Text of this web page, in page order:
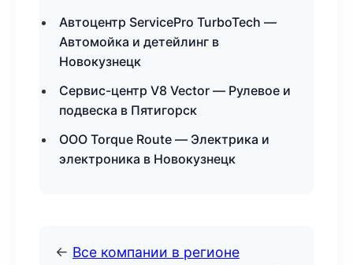
Автоцентр ServicePro TurboTech —
Автомойка и детейлинг в
Новокузнецк
Сервис-центр V8 Vector — Рулевое и
подвеска в Пятигорск
ООО Torque Route — Электрика и
электроника в Новокузнецк
← Все компании в регионе